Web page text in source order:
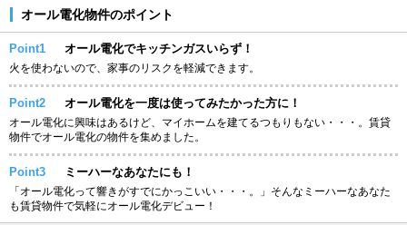
オール電化物件のポイント
Point1 オール電化でキッチンガスいらず！
火を使わないので、家事のリスクを軽減できます。
Point2 オール電化を一度は使ってみたかった方に！
オール電化に興味はあるけど、マイホームを建てるつもりもない・・・。賃貸
物件でオール電化の物件を集めました。
Point3 ミーハーなあなたにも！
「オール電化って響きがすでにかっこいい・・・。」そんなミーハーなあなた
も賃貸物件で気軽にオール電化デビュー！